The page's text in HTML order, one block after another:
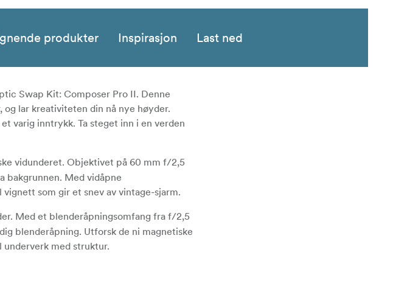
produkter Inspirasjon Last ned
Swap Kit: Composer Pro II. Denne
lar kreativiteten din nå nye høyder.
varig inntrykk. Ta steget inn i en verden
vidunderet. Objektivet på 60 mm f/2,5
bakgrunnen. Med vidåpne
som gir et snev av vintage-sjarm.
Med et blenderåpningsomfang fra f/2,5
blenderåpning. Utforsk de ni magnetiske
underverk med struktur.